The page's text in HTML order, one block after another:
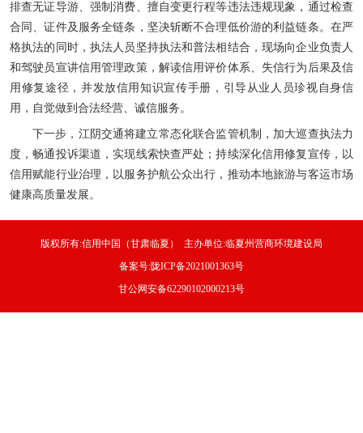
排查无证导游、强制消费、擅自变更行程等违法违规现象，通过检查
合同、证件及服务全链条，坚决斩断不合理低价游的利益链条。在严
格执法的同时，执法人员坚持执法和普法相结合，现场向企业负责人
和驾驶员宣讲信用管理政策，解读信用评价体系、失信行为后果及信
用修复途径，并发放信用知识宣传手册，引导从业人员珍视自身信
用，自觉做到合法经营、诚信服务。
下一步，江阴交通将建立常态化联合监管机制，加大巡查执法力
度，畅通投诉渠道，实现线索快查严处；持续深化信用修复宣传，以
信用赋能行业治理，以服务护航公众出行，推动本地旅游与客运市场
健康高质量发展。
版权所有:信用中国（甘肃临夏） 主办单位:临夏州营商环境建设局
备案号:陇ICP备2021001363号
甘公网安备62290102000213号